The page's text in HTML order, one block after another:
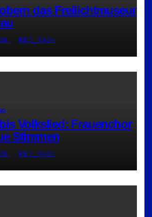
das Freilichtmuseum
RED_RA24
Volkslied: Frauenchor
Stimmen
RED_RA24